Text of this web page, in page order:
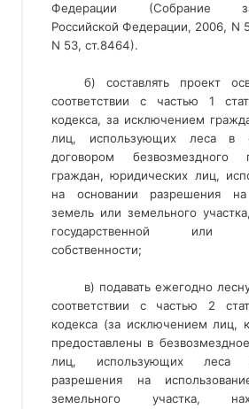
Федерации (Собрание
Российской Федерации, 2006, N
N 53, ст.8464).
б) составлять проект
соответствии с частью 1
кодекса, за исключением
лиц, использующих леса в
договором безвозмездного
граждан, юридических лиц,
на основании разрешения на
земель или земельного
государственной или
собственности;
в) подавать ежегодно
соответствии с частью 2
кодекса (за исключением лиц,
предоставлены в
лиц, использующих леса
разрешения на
земельного участка,